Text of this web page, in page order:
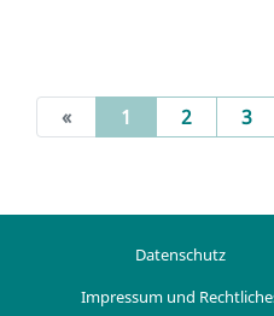
« 1 (current)
2 3
Datenschutz
Impressum und